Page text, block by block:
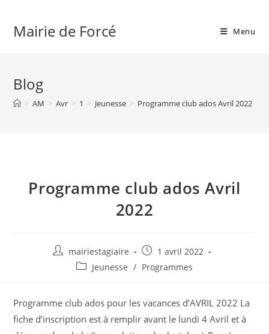
contentMairie de Forcé Menu
Blog
> AM > Avr > 1 > Jeunesse > Programme club ados Avril 2022
Programme club ados Avril
2022
Auteur/autrice
mairiestagiaire
Publication
publiée :
1 avril 2022
Post Jeunesse / Programmes
Programme club ados pour les vacances d’AVRIL 2022 La
fiche d’inscription est à remplir avant le lundi 4 Avril et à